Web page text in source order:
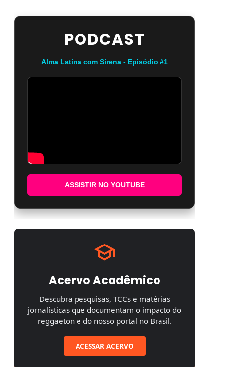
PODCAST
Alma Latina com Sirena - Episódio #1
ASSISTIR NO YOUTUBE
Acervo Acadêmico
Descubra pesquisas, TCCs e matérias
jornalísticas que documentam o impacto do
reggaeton e do nosso portal no Brasil.
ACESSAR ACERVO